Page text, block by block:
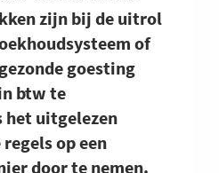
zijn bij de uitrol
of
goesting
btw te
het uitgelezen
op een
door te nemen.